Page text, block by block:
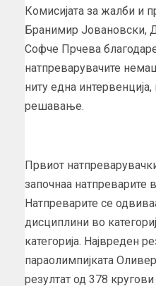
Комисијата за жалби и
Бранимир Јовановски,
Софче Прчева
натпреварувачите
ниту една
решавање.
Првиот
започнаа натпреварите
Натпреварите се
дисциплини во
категорија. Највреден
параолимпијката
резултат од 378